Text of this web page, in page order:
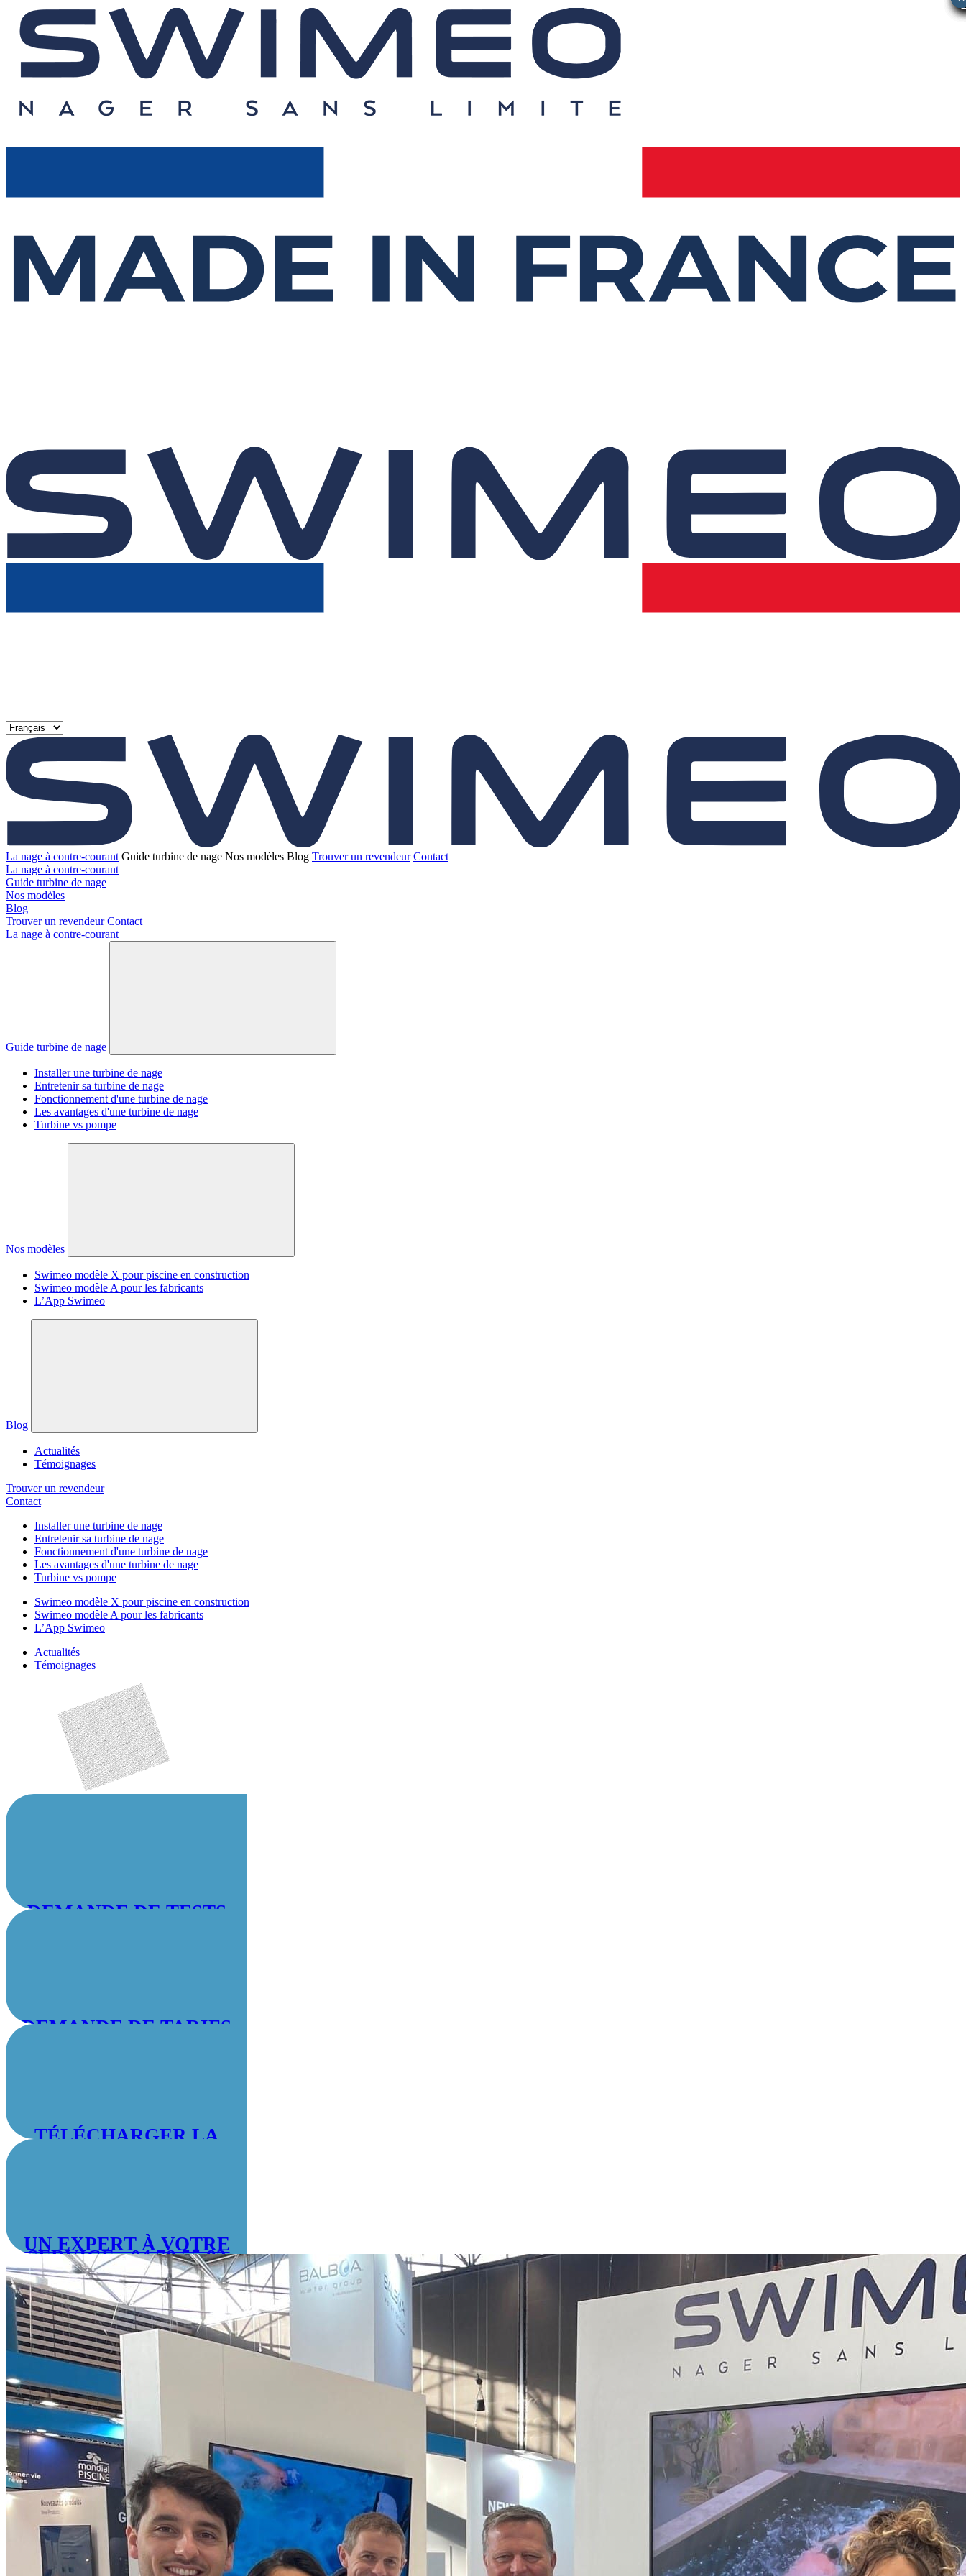
La nage à contre-courant Guide turbine de nage Nos modèles Blog Trouver un revendeur Contact
La nage à contre-courant
Guide turbine de nage
Nos modèles
Blog
Trouver un revendeur Contact
La nage à contre-courant
Guide turbine de nage
Installer une turbine de nage
Entretenir sa turbine de nage
Fonctionnement d'une turbine de nage
Les avantages d'une turbine de nage
Turbine vs pompe
Nos modèles
Swimeo modèle X pour piscine en construction
Swimeo modèle A pour les fabricants
L’App Swimeo
Blog
Actualités
Témoignages
Trouver un revendeur
Contact
Installer une turbine de nage
Entretenir sa turbine de nage
Fonctionnement d'une turbine de nage
Les avantages d'une turbine de nage
Turbine vs pompe
Swimeo modèle X pour piscine en construction
Swimeo modèle A pour les fabricants
L’App Swimeo
Actualités
Témoignages
DEMANDE DE TESTS
DEMANDE DE TARIFS
TÉLÉCHARGER LA
UN EXPERT À VOTRE
SERVICE : 04 78 55 83
28